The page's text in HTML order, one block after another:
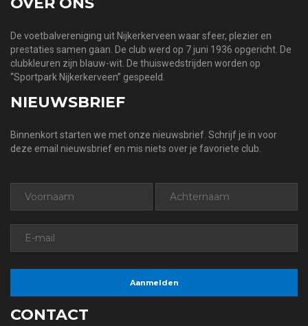
De voetbalvereniging uit Nijkerkerveen waar sfeer, plezier en
prestaties samen gaan. De club werd op 7 juni 1936 opgericht. De
clubkleuren zijn blauw-wit. De thuiswedstrijden worden op
“Sportpark Nijkerkerveen” gespeeld.
NIEUWSBRIEF
Binnenkort starten we met onze nieuwsbrief. Schrijf je in voor
deze email nieuwsbrief en mis niets over je favoriete club.
CONTACT